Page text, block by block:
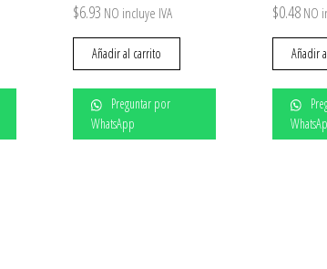
$6.93 NO incluye IVA
Añadir al carrito
Preguntar por
WhatsApp
$0.48 NO
Añadir